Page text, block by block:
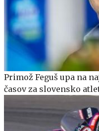
Primož Feguš upa na
časov za slovensko